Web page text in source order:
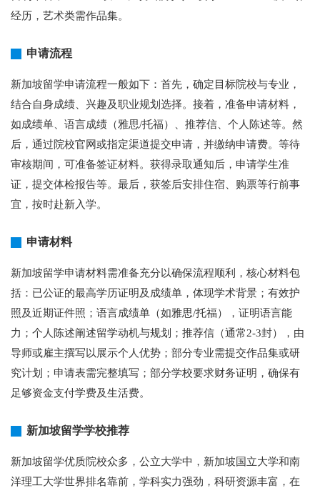
经历，艺术类需作品集。
申请流程
新加坡留学申请流程一般如下：首先，确定目标院校与专业，
结合自身成绩、兴趣及职业规划选择。接着，准备申请材料，
如成绩单、语言成绩（雅思/托福）、推荐信、个人陈述等。然
后，通过院校官网或指定渠道提交申请，并缴纳申请费。等待
审核期间，可准备签证材料。获得录取通知后，申请学生准
证，提交体检报告等。最后，获签后安排住宿、购票等行前事
宜，按时赴新入学。
申请材料
新加坡留学申请材料需准备充分以确保流程顺利，核心材料包
括：已公证的最高学历证明及成绩单，体现学术背景；有效护
照及近期证件照；语言成绩单（如雅思/托福），证明语言能
力；个人陈述阐述留学动机与规划；推荐信（通常2-3封），由
导师或雇主撰写以展示个人优势；部分专业需提交作品集或研
究计划；申请表需完整填写；部分学校要求财务证明，确保有
足够资金支付学费及生活费。
新加坡留学学校推荐
新加坡留学优质院校众多，公立大学中，新加坡国立大学和南
洋理工大学世界排名靠前，学科实力强劲，科研资源丰富，在